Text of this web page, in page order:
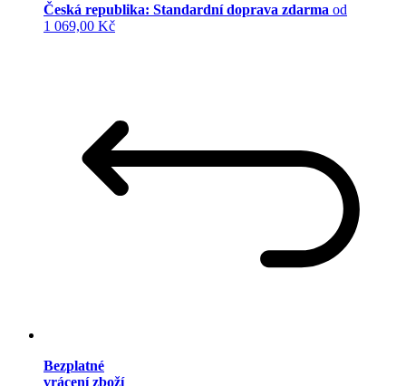
Česká republika: Standardní doprava zdarma od
1 069,00 Kč
Bezplatné
vrácení zboží